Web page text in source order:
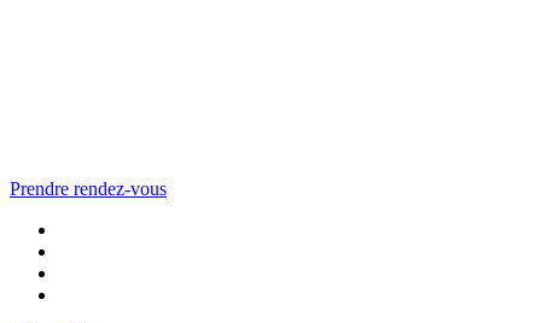
Prendre rendez-vous